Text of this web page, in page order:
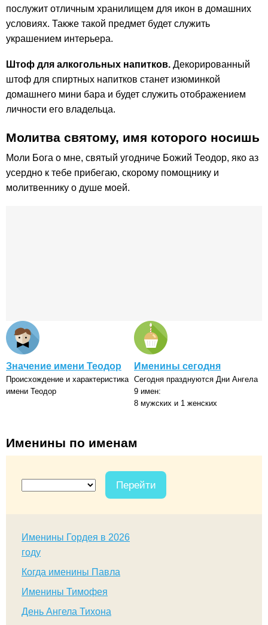
послужит отличным хранилищем для икон в домашних
условиях. Также такой предмет будет служить
украшением интерьера.
Штоф для алкогольных напитков. Декорированный
штоф для спиртных напитков станет изюминкой
домашнего мини бара и будет служить отображением
личности его владельца.
Молитва святому, имя которого носишь
Моли Бога о мне, святый угодниче Божий Теодор, яко аз
усердно к тебе прибегаю, скорому помощнику и
молитвеннику о душе моей.
Значение имени Теодор
Происхождение и характеристика
имени Теодор
Именины сегодня
Сегодня празднуются Дни Ангела
9 имен:
8 мужских и 1 женских
Именины по именам
Перейти
Именины Гордея в 2026
году
Когда именины Павла
Именины Тимофея
День Ангела Тихона